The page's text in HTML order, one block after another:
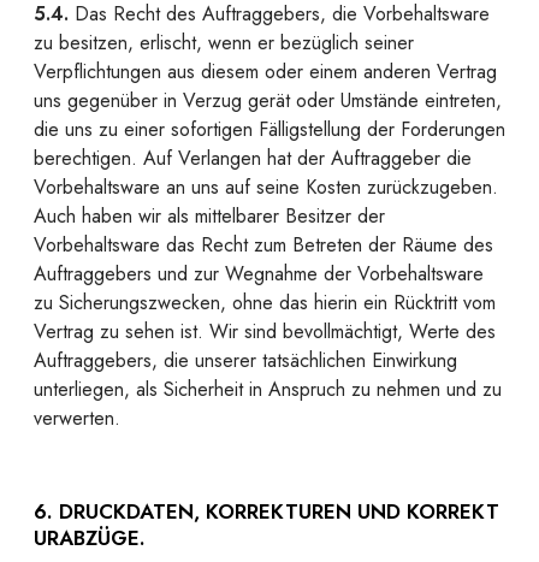
5.4. Das Recht des Auftraggebers, die Vorbehaltsware
zu besitzen, erlischt, wenn er bezüglich seiner
Verpflichtungen aus diesem oder einem anderen Vertrag
uns gegenüber in Verzug gerät oder Umstände eintreten,
die uns zu einer sofortigen Fälligstellung der Forderungen
berechtigen. Auf Verlangen hat der Auftraggeber die
Vorbehaltsware an uns auf seine Kosten zurückzugeben.
Auch haben wir als mittelbarer Besitzer der
Vorbehaltsware das Recht zum Betreten der Räume des
Auftraggebers und zur Wegnahme der Vorbehaltsware
zu Sicherungszwecken, ohne das hierin ein Rücktritt vom
Vertrag zu sehen ist. Wir sind bevollmächtigt, Werte des
Auftraggebers, die unserer tatsächlichen Einwirkung
unterliegen, als Sicherheit in Anspruch zu nehmen und zu
verwerten.
6. DRUCKDATEN, KORREKTUREN UND KORREKT
URABZÜGE.